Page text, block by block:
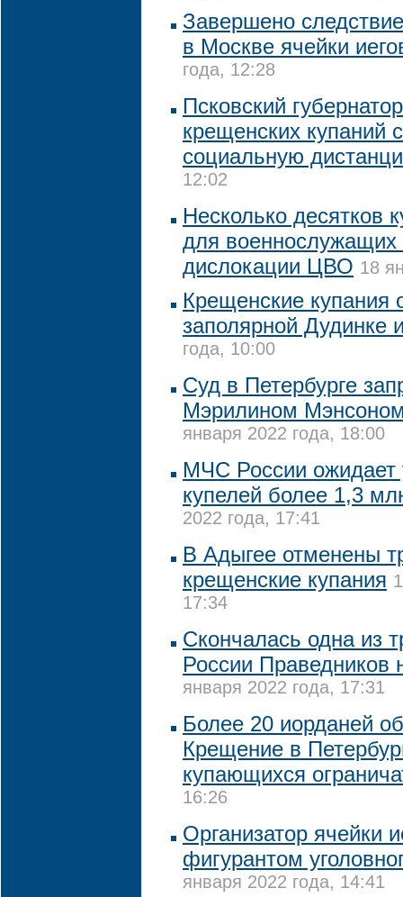
Завершено
в Москве ячейки
года, 12:28
Псковский
крещенских купаний
социальную
12:02
Несколько десятков
для военнослужащих
дислокации ЦВО 18
Крещенские купания
заполярной Дудинке
года, 10:00
Суд в Петербурге
Мэрилином
января 2022 года, 18:00
МЧС России ожидает
купелей более 1,3
2022 года, 17:41
В Адыгее отменены
крещенские купания
17:34
Скончалась одна из
России Праведников
января 2022 года, 17:31
Более 20 иорданей
Крещение в
купающихся
16:26
Организатор ячейки
фигурантом
января 2022 года, 14:41